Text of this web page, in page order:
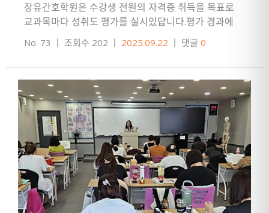
장유간호학원은 수강생 전원의 자격증 취득을 목표로
교과목마다 성취도 평가를 실시있답니다.평가 경과에
따라성적 우수자는 시상을~ 성적이 부족한 경우 개별
보충수업을 실시합니다.자랑스…
No. 73 ㅣ 조회수 202 ㅣ 2025.09.22 ㅣ 댓글 0